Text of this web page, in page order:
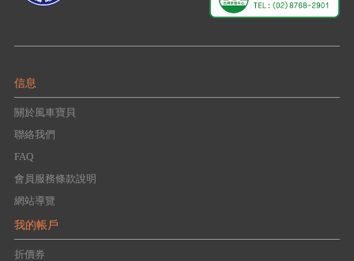
信息
關於風車寶貝
聯絡我們
FAQ
會員服務條款說明
網站導覽
我的帳戶
折價券